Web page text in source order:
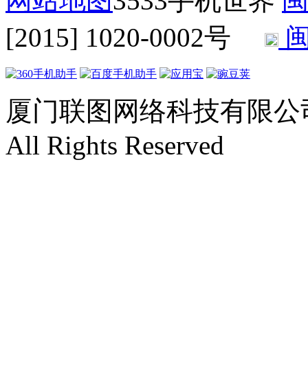
[2015] 1020-0002号
厦门联图网络科技有限公
All Rights Reserved